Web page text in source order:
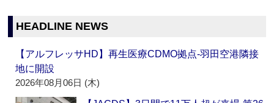
HEADLINE NEWS
【アルフレッサHD】再生医療CDMO拠点‐羽田空港隣接
地に開設
2026年08月06日 (木)